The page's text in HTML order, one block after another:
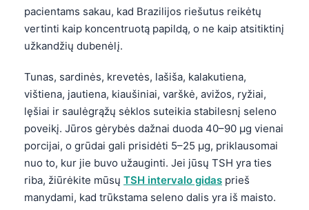
pacientams sakau, kad Brazilijos riešutus reikėtų
vertinti kaip koncentruotą papildą, o ne kaip atsitiktinį
užkandžių dubenėlį.
Tunas, sardinės, krevetės, lašiša, kalakutiena,
vištiena, jautiena, kiaušiniai, varškė, avižos, ryžiai,
lęšiai ir saulėgrąžų sėklos suteikia stabilesnį seleno
poveikį. Jūros gėrybės dažnai duoda 40–90 µg vienai
porcijai, o grūdai gali prisidėti 5–25 µg, priklausomai
nuo to, kur jie buvo užauginti. Jei jūsų TSH yra ties
riba, žiūrėkite mūsų TSH intervalo gidas prieš
manydami, kad trūkstama seleno dalis yra iš maisto.